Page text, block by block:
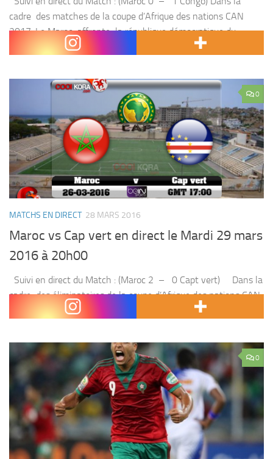
cadre des matches de la coupe d’Afrique des nations CAN
2017 ,Le Maroc affronte la république démocratique du
Congo,...
0
MATCHS EN DIRECT 28 MARS 2016
Maroc vs Cap vert en direct le Mardi 29 mars
2016 à 20h00
Suivi en direct du Match : (Maroc 2 – 0 Capt vert) Dans la
cadre des éliminatoires de la coupe d’Afrique des nations CAN
2017 , le Maroc affronte le cap vert...
0